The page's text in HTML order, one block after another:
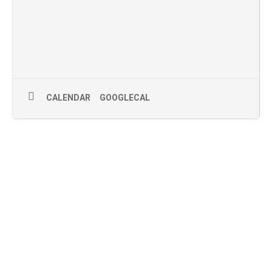
CALENDAR GOOGLECAL